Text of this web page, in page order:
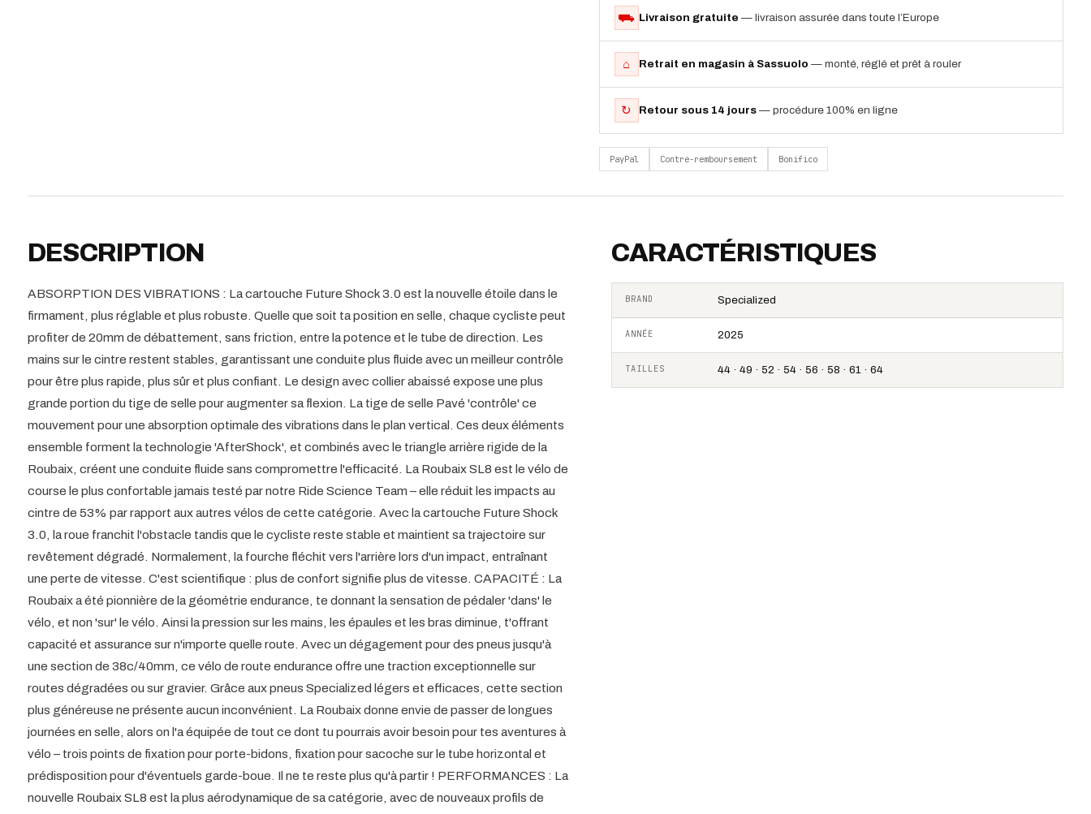
⛟ Livraison gratuite — livraison assurée dans toute l’Europe
⌂ Retrait en magasin à Sassuolo — monté, réglé et prêt à rouler
↻ Retour sous 14 jours — procédure 100% en ligne
PayPal Contre-remboursement Bonifico
DESCRIPTION
ABSORPTION DES VIBRATIONS : La cartouche Future Shock 3.0 est la nouvelle étoile dans le
firmament, plus réglable et plus robuste. Quelle que soit ta position en selle, chaque cycliste peut
profiter de 20mm de débattement, sans friction, entre la potence et le tube de direction. Les
mains sur le cintre restent stables, garantissant une conduite plus fluide avec un meilleur contrôle
pour être plus rapide, plus sûr et plus confiant. Le design avec collier abaissé expose une plus
grande portion du tige de selle pour augmenter sa flexion. La tige de selle Pavé 'contrôle' ce
mouvement pour une absorption optimale des vibrations dans le plan vertical. Ces deux éléments
ensemble forment la technologie 'AfterShock', et combinés avec le triangle arrière rigide de la
Roubaix, créent une conduite fluide sans compromettre l'efficacité. La Roubaix SL8 est le vélo de
course le plus confortable jamais testé par notre Ride Science Team – elle réduit les impacts au
cintre de 53% par rapport aux autres vélos de cette catégorie. Avec la cartouche Future Shock
3.0, la roue franchit l'obstacle tandis que le cycliste reste stable et maintient sa trajectoire sur
revêtement dégradé. Normalement, la fourche fléchit vers l'arrière lors d'un impact, entraînant
une perte de vitesse. C'est scientifique : plus de confort signifie plus de vitesse. CAPACITÉ : La
Roubaix a été pionnière de la géométrie endurance, te donnant la sensation de pédaler 'dans' le
vélo, et non 'sur' le vélo. Ainsi la pression sur les mains, les épaules et les bras diminue, t'offrant
capacité et assurance sur n'importe quelle route. Avec un dégagement pour des pneus jusqu'à
une section de 38c/40mm, ce vélo de route endurance offre une traction exceptionnelle sur
routes dégradées ou sur gravier. Grâce aux pneus Specialized légers et efficaces, cette section
plus généreuse ne présente aucun inconvénient. La Roubaix donne envie de passer de longues
journées en selle, alors on l'a équipée de tout ce dont tu pourrais avoir besoin pour tes aventures à
vélo – trois points de fixation pour porte-bidons, fixation pour sacoche sur le tube horizontal et
prédisposition pour d'éventuels garde-boue. Il ne te reste plus qu'à partir ! PERFORMANCES : La
nouvelle Roubaix SL8 est la plus aérodynamique de sa catégorie, avec de nouveaux profils de
CARACTÉRISTIQUES
BRAND Specialized
ANNÉE 2025
TAILLES 44 · 49 · 52 · 54 · 56 · 58 · 61 · 64